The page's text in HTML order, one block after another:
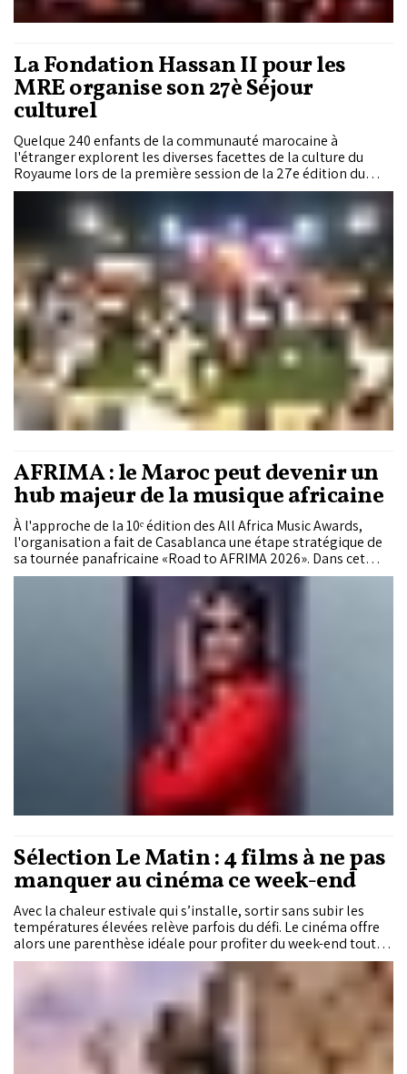
La Fondation Hassan II pour les
MRE organise son 27è Séjour
culturel
Quelque 240 enfants de la communauté marocaine à
l'étranger explorent les diverses facettes de la culture du
Royaume lors de la première session de la 27e édition du
Séjour culturel, organisée par la Fondation Hassan II pour les
Marocains résidant à l'étranger au sein de son Centre socio-
culturel à Kénitra.
AFRIMA : le Maroc peut devenir un
hub majeur de la musique africaine
À l'approche de la 10ᵉ édition des All Africa Music Awards,
l'organisation a fait de Casablanca une étape stratégique de
sa tournée panafricaine «Road to AFRIMA 2026». Dans cet
entretien exclusif accordé au journal «Le Matin», Adenrele
Niyi, Chief Experience Officer (CXO) d'AFRIMA, revient sur les
ambitions de cette édition anniversaire, le rôle croissant du
Maroc au sein de l'écosystème musical africain, ainsi que sur
les défis et les opportunités qui façonnent l'avenir des
industries musicales du continent.
Sélection Le Matin : 4 films à ne pas
manquer au cinéma ce week-end
Avec la chaleur estivale qui s’installe, sortir sans subir les
températures élevées relève parfois du défi. Le cinéma offre
alors une parenthèse idéale pour profiter du week-end tout
en restant au frais. Comédie, action ou animation, Le Matin a
sélectionné pour vous quatre films actuellement à l’affiche
pour satisfaire tous les goûts.